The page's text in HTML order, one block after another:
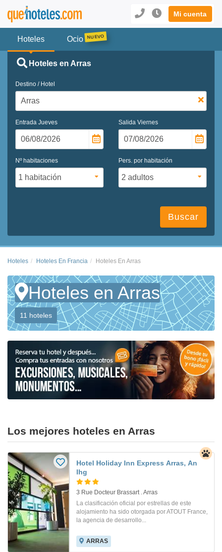
Mi cuenta
Hoteles Ocio
Hoteles en Arras
Destino / Hotel
Entrada Jueves Salida Viernes
Nº habitaciones Pers. por habitación
Buscar
Hoteles Hoteles En Francia Hoteles En Arras
Hoteles en Arras
11 hoteles
Los mejores hoteles en Arras
Hotel Holiday Inn Express Arras, An
Ihg
3 Rue Docteur Brassart . Arras
La clasificación oficial por estrellas de este
alojamiento ha sido otorgada por ATOUT France,
la agencia de desarrollo...
ARRAS